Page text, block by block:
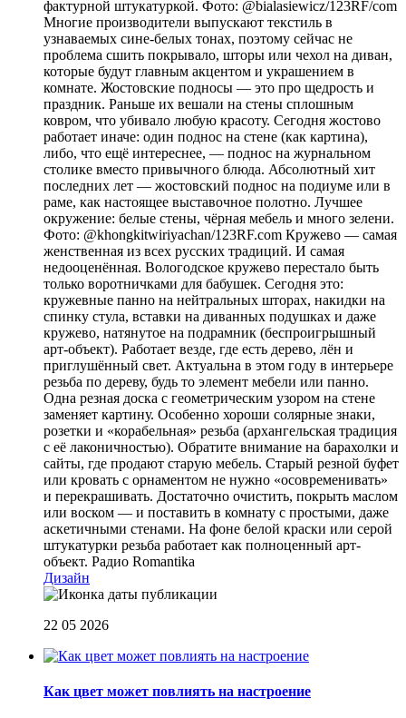
фактурной штукатуркой. Фото: @bialasiewicz/123RF/com
Многие производители выпускают текстиль в
узнаваемых сине-белых тонах, поэтому сейчас не
проблема сшить покрывало, шторы или чехол на диван,
которые будут главным акцентом и украшением в
комнате. Жостовские подносы — это про щедрость и
праздник. Раньше их вешали на стены сплошным
ковром, что убивало любую красоту. Сегодня жостово
работает иначе: один поднос на стене (как картина),
либо, что ещё интереснее, — поднос на журнальном
столике вместо привычного блюда. Абсолютный хит
последних лет — жостовский поднос на подиуме или в
раме, как настоящее выставочное полотно. Лучшее
окружение: белые стены, чёрная мебель и много зелени.
Фото: @khongkitwiriyachan/123RF.com Кружево — самая
женственная из всех русских традиций. И самая
недооценённая. Вологодское кружево перестало быть
только воротничками для бабушек. Сегодня это:
кружевные панно на нейтральных шторах, накидки на
спинку стула, вставки на диванных подушках и даже
кружево, натянутое на подрамник (беспроигрышный
арт-объект). Работает везде, где есть дерево, лён и
приглушённый свет. Актуальна в этом году в интерьере
резьба по дереву, будь то элемент мебели или панно.
Одна резная доска с геометрическим узором на стене
заменяет картину. Особенно хороши солярные знаки,
розетки и «корабельная» резьба (архангельская традиция
с её лаконичностью). Обратите внимание на барахолки и
сайты, где продают старую мебель. Старый резной буфет
или кровать с орнаментом не нужно «осовременивать»
и перекрашивать. Достаточно очистить, покрыть маслом
или воском — и поставить в комнату с простыми, даже
аскетичными стенами. На фоне белой краски или серой
штукатурки резьба работает как полноценный арт-
объект. Радио Romantika
Дизайн
22 05 2026
Как цвет может повлиять на настроение